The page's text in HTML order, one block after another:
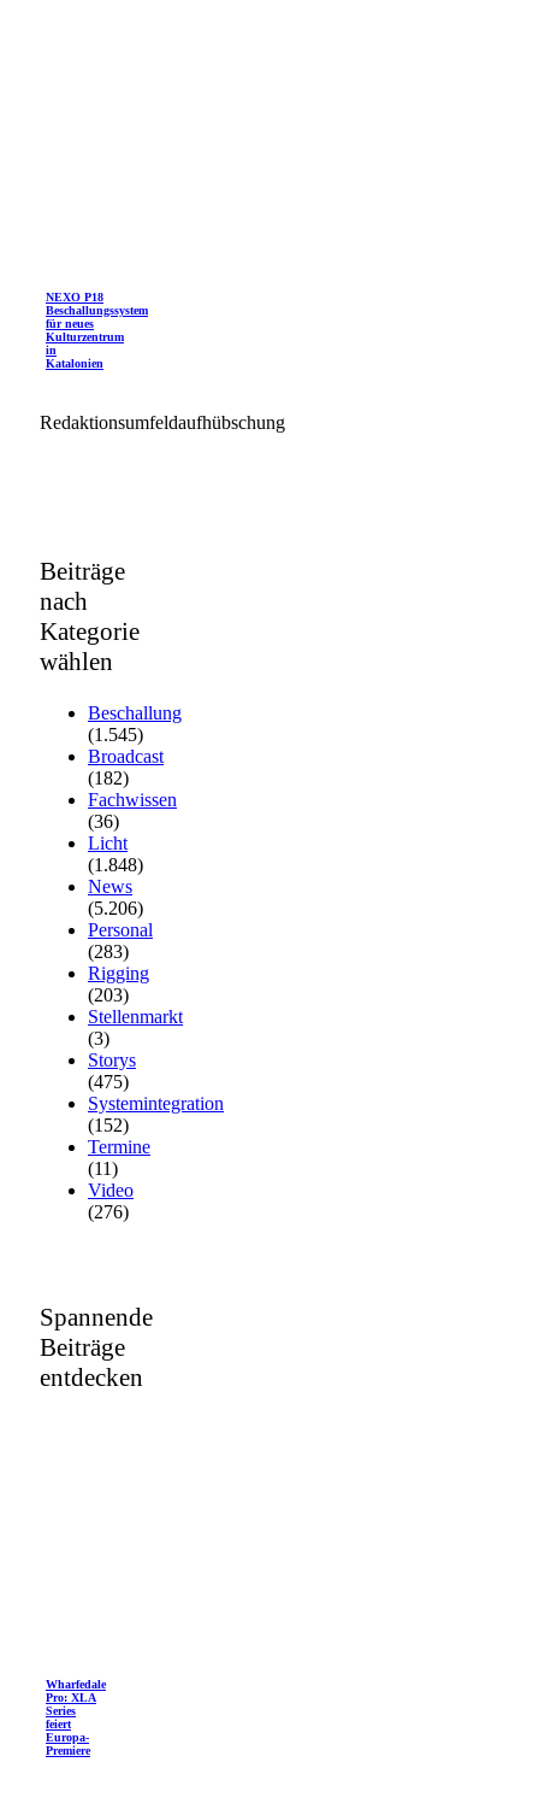
NEXO P18
Beschallungssystem
für neues
Kulturzentrum
in
Katalonien
Redaktionsumfeldaufhübschung
Beiträge
nach
Kategorie
wählen
Beschallung
(1.545)
Broadcast
(182)
Fachwissen
(36)
Licht
(1.848)
News
(5.206)
Personal
(283)
Rigging
(203)
Stellenmarkt
(3)
Storys
(475)
Systemintegration
(152)
Termine
(11)
Video
(276)
Spannende
Beiträge
entdecken
Wharfedale
Pro: XLA
Series
feiert
Europa-
Premiere